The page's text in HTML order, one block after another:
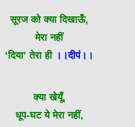
सूरज को क्या दिखाऊँ,
मेरा नहीं
‘दिया’ तेरा ही ।।दीपं।।
क्या खेयूँ,
धूप-घट ये मेरा नहीं,